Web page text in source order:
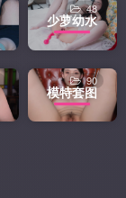
少萝幼水
48
模特套图
90